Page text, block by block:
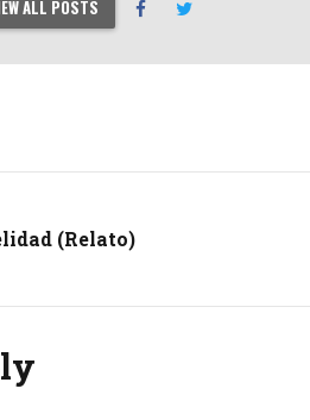
ALL POSTS
(Relato)